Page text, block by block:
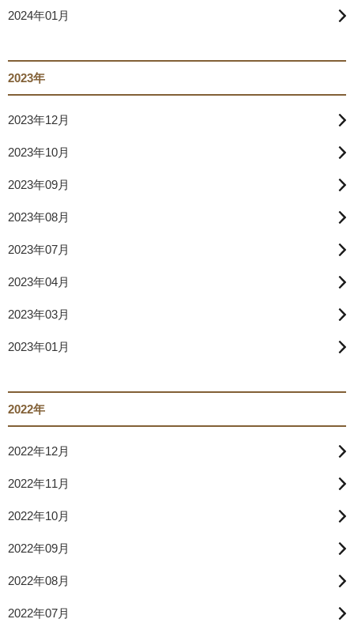
2024年01月
2023年
2023年12月
2023年10月
2023年09月
2023年08月
2023年07月
2023年04月
2023年03月
2023年01月
2022年
2022年12月
2022年11月
2022年10月
2022年09月
2022年08月
2022年07月